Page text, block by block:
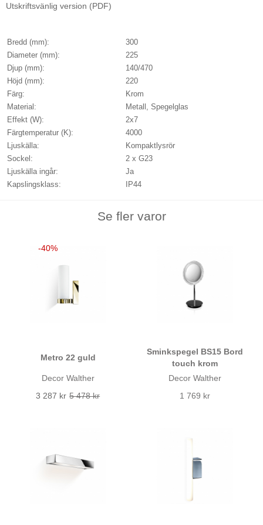
Utskriftsvänlig version (PDF)
Bredd (mm):
300
Diameter (mm):
225
Djup (mm):
140/470
Höjd (mm):
220
Färg:
Krom
Material:
Metall, Spegelglas
Effekt (W):
2x7
Färgtemperatur (K):
4000
Ljuskälla:
Kompaktlysrör
Sockel:
2 x G23
Ljuskälla ingår:
Ja
Kapslingsklass:
IP44
Se fler varor
40
Metro 22 guld
Decor Walther
3 287 kr 5 478 kr
Sminkspegel BS15 Bord
touch krom
Decor Walther
1 769 kr